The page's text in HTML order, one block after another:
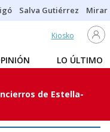
Salva Gutiérrez Mirar
Kiosko
LO ÚLTIMO
de Estella-